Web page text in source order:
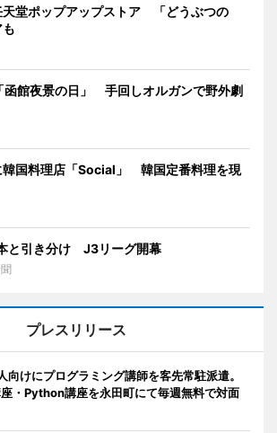
天堂ポップアップストア 「どうぶつの
函館夜景の日」 手回しオルガンで野外劇
韓国料理店「Social」 韓国定番料理を現
と引き分け J3リーグ開幕
プレスリリース
向けにプログラミング講師を客先常駐派遣。
・Python講座を永田町にて毎週無料で対面